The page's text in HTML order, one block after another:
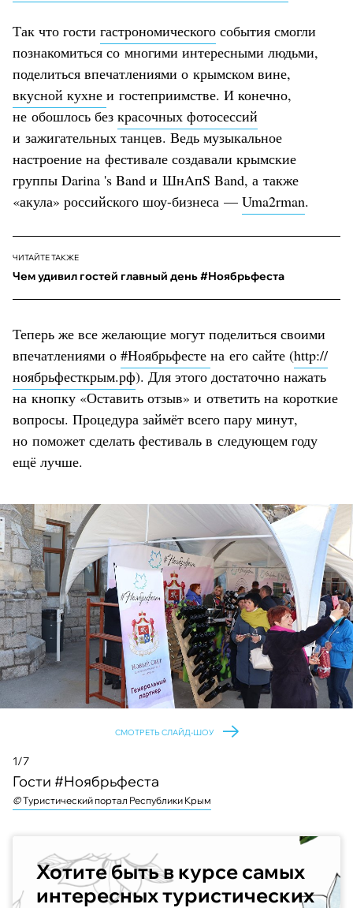
Так что гости гастрономического события смогли
познакомиться со многими интересными людьми,
поделиться впечатлениями о крымском вине,
вкусной кухне и гостеприимстве. И конечно,
не обошлось без красочных фотосессий
и зажигательных танцев. Ведь музыкальное
настроение на фестивале создавали крымские
группы Darina 's Band и ШнAпS Band, а также
«акула» российского шоу-бизнеса — Uma2rman.
ЧИТАЙТЕ ТАКЖЕ
Чем удивил гостей главный день #Ноябрьфеста
Теперь же все желающие могут поделиться своими
впечатлениями о #Ноябрьфесте на его сайте (http://
ноябрьфесткрым.рф). Для этого достаточно нажать
на кнопку «Оставить отзыв» и ответить на короткие
вопросы. Процедура займёт всего пару минут,
но поможет сделать фестиваль в следующем году
ещё лучше.
СМОТРЕТЬ СЛАЙД-ШОУ
1/7
Гости #Ноябрьфеста
© Туристический портал Республики Крым
©
©
©
©
©
©
Хотите быть в курсе самых
интересных туристических